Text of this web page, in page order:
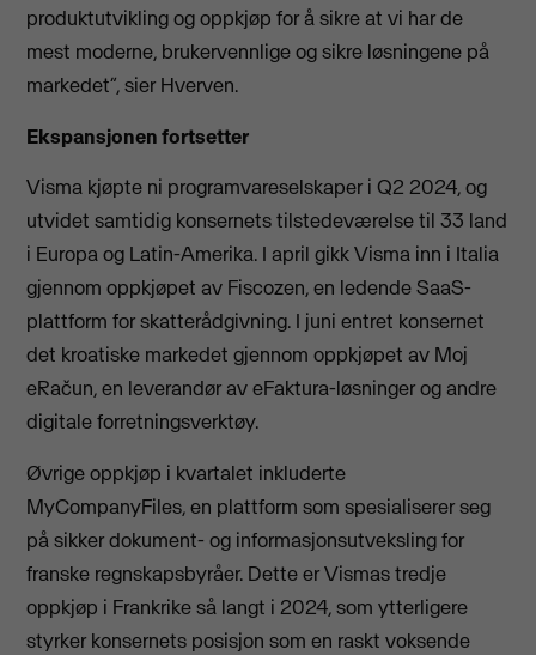
produktutvikling og oppkjøp for å sikre at vi har de
mest moderne, brukervennlige og sikre løsningene på
markedet”, sier Hverven.
Ekspansjonen fortsetter
Visma kjøpte ni programvareselskaper i Q2 2024, og
utvidet samtidig konsernets tilstedeværelse til 33 land
i Europa og Latin-Amerika. I april gikk Visma inn i Italia
gjennom oppkjøpet av Fiscozen, en ledende SaaS-
plattform for skatterådgivning. I juni entret konsernet
det kroatiske markedet gjennom oppkjøpet av Moj
eRačun, en leverandør av eFaktura-løsninger og andre
digitale forretningsverktøy.
Øvrige oppkjøp i kvartalet inkluderte
MyCompanyFiles, en plattform som spesialiserer seg
på sikker dokument- og informasjonsutveksling for
franske regnskapsbyråer. Dette er Vismas tredje
oppkjøp i Frankrike så langt i 2024, som ytterligere
styrker konsernets posisjon som en raskt voksende